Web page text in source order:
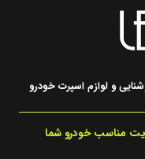
و لوازم اسپرت خودرو
مناسب خودرو شما